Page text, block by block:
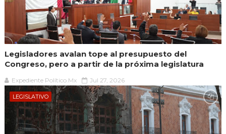
Legisladores avalan tope al presupuesto del
Congreso, pero a partir de la próxima legislatura
Expediente Político.Mx Jul 27, 2026
LEGISLATIVO